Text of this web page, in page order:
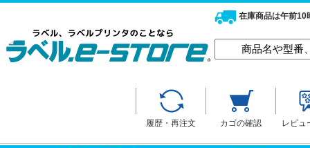
在庫商品は午前10
履歴・再注文 カゴの確認 レビュ